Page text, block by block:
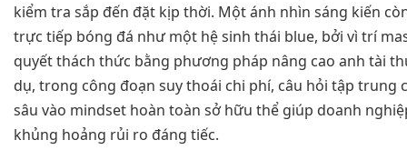
kiểm tra sắp đến đặt kịp thời. Một ánh nhìn sáng kiến
trực tiếp bóng đá như một hệ sinh thái blue, bởi vì trí
quyết thách thức bằng phương pháp nâng cao anh tài
dụ, trong công đoạn suy thoái chi phí, câu hỏi tập trung
sâu vào mindset hoàn toàn sở hữu thể giúp doanh
khủng hoảng rủi ro đáng tiếc.